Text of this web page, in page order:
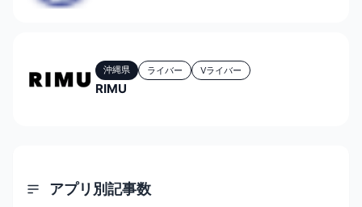
沖縄県 ライバー Vライバー
RIMU
アプリ別記事数